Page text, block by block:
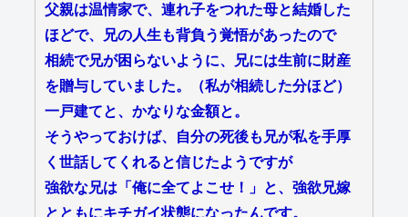
父親は温情家で、連れ子をつれた母と結婚した
ほどで、兄の人生も背負う覚悟があったので
相続で兄が困らないように、兄には生前に財産
を贈与していました。（私が相続した分ほど）
一戸建てと、かなりな金額と。
そうやっておけば、自分の死後も兄が私を手厚
く世話してくれると信じたようですが
強欲な兄は「俺に全てよこせ！」と、強欲兄嫁
とともにキチガイ状態になったんです。